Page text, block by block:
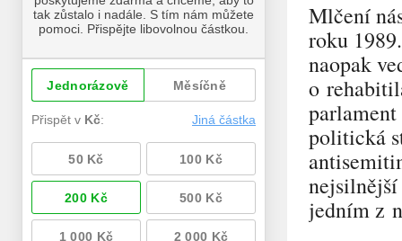
Mlčení
roku
naopak
o
politická
jedním z